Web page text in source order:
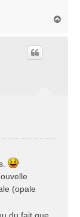
(opale
du fait que